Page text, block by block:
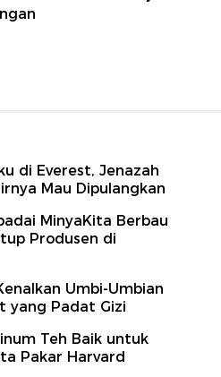
di Everest, Jenazah
Mau Dipulangkan
MinyaKita Berbau
Produsen di
Umbi-Umbian
yang Padat Gizi
Teh Baik untuk
Pakar Harvard